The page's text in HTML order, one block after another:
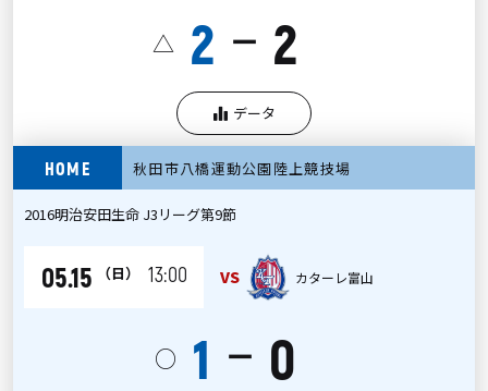
△ 2 ー 2
データ
HOME 秋田市八橋運動公園陸上競技場
2016明治安田生命 J3リーグ第9節
05.15 （日） 13:00 VS カターレ富山
○ 1 ー 0